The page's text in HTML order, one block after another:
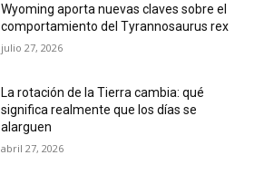
Wyoming aporta nuevas claves sobre el
comportamiento del Tyrannosaurus rex
julio 27, 2026
La rotación de la Tierra cambia: qué
significa realmente que los días se
alarguen
abril 27, 2026